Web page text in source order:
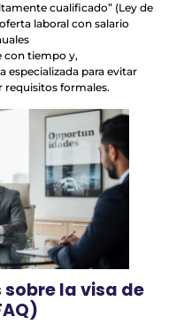
cualificado” (Ley de
laboral con salario
con tiempo y,
especializada para evitar
requisitos formales.
la visa de